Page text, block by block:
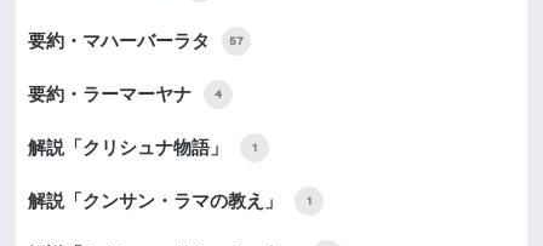
要約・マハーバーラタ 57
要約・ラーマーヤナ 4
解説「クリシュナ物語」 1
解説「クンサン・ラマの教え」 1